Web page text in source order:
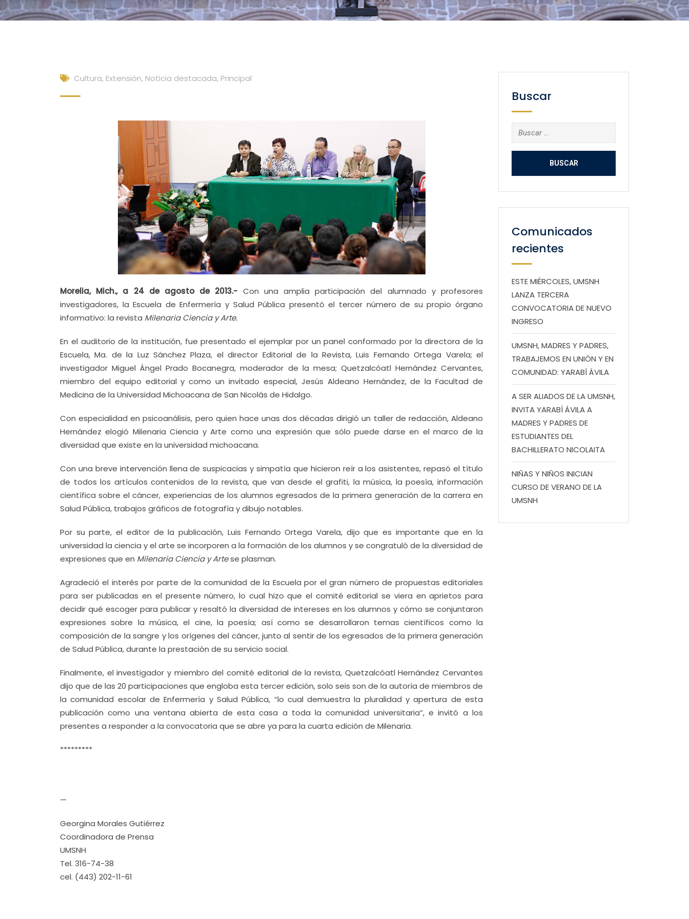
Cultura, Extensión, Noticia destacada, Principal
Morelia, Mich., a 24 de agosto de 2013.- Con una amplia participación del alumnado y profesores
investigadores, la Escuela de Enfermería y Salud Pública presentó el tercer número de su propio órgano
informativo: la revista Milenaria Ciencia y Arte.
En el auditorio de la institución, fue presentado el ejemplar por un panel conformado por la directora de la
Escuela, Ma. de la Luz Sánchez Plaza, el director Editorial de la Revista, Luis Fernando Ortega Varela; el
investigador Miguel Ángel Prado Bocanegra, moderador de la mesa; Quetzalcóatl Hernández Cervantes,
miembro del equipo editorial y como un invitado especial, Jesús Aldeano Hernández, de la Facultad de
Medicina de la Universidad Michoacana de San Nicolás de Hidalgo.
Con especialidad en psicoanálisis, pero quien hace unas dos décadas dirigió un taller de redacción, Aldeano
Hernández elogió Milenaria Ciencia y Arte como una expresión que sólo puede darse en el marco de la
diversidad que existe en la universidad michoacana.
Con una breve intervención llena de suspicacias y simpatía que hicieron reír a los asistentes, repasó el título
de todos los artículos contenidos de la revista, que van desde el grafiti, la música, la poesía, información
científica sobre el cáncer, experiencias de los alumnos egresados de la primera generación de la carrera en
Salud Pública, trabajos gráficos de fotografía y dibujo notables.
Por su parte, el editor de la publicación, Luis Fernando Ortega Varela, dijo que es importante que en la
universidad la ciencia y el arte se incorporen a la formación de los alumnos y se congratuló de la diversidad de
expresiones que en Milenaria Ciencia y Artese plasman.
Agradeció el interés por parte de la comunidad de la Escuela por el gran número de propuestas editoriales
para ser publicadas en el presente número, lo cual hizo que el comité editorial se viera en aprietos para
decidir qué escoger para publicar y resaltó la diversidad de intereses en los alumnos y cómo se conjuntaron
expresiones sobre la música, el cine, la poesía; así como se desarrollaron temas científicos como la
composición de la sangre y los orígenes del cáncer, junto al sentir de los egresados de la primera generación
de Salud Pública, durante la prestación de su servicio social.
Finalmente, el investigador y miembro del comité editorial de la revista, Quetzalcóatl Hernández Cervantes
dijo que de las 20 participaciones que engloba esta tercer edición, solo seis son de la autoría de miembros de
la comunidad escolar de Enfermería y Salud Pública, “lo cual demuestra la pluralidad y apertura de esta
publicación como una ventana abierta de esta casa a toda la comunidad universitaria”, e invitó a los
presentes a responder a la convocatoria que se abre ya para la cuarta edición de Milenaria.
*********
—
Georgina Morales Gutiérrez
Coordinadora de Prensa
UMSNH
Tel. 316-74-38
cel. (443) 202-11-61
Buscar
Buscar:
Comunicados
recientes
ESTE MIÉRCOLES, UMSNH
LANZA TERCERA
CONVOCATORIA DE NUEVO
INGRESO
UMSNH, MADRES Y PADRES,
TRABAJEMOS EN UNIÓN Y EN
COMUNIDAD: YARABÍ ÁVILA
A SER ALIADOS DE LA UMSNH,
INVITA YARABÍ ÁVILA A
MADRES Y PADRES DE
ESTUDIANTES DEL
BACHILLERATO NICOLAITA
NIÑAS Y NIÑOS INICIAN
CURSO DE VERANO DE LA
UMSNH